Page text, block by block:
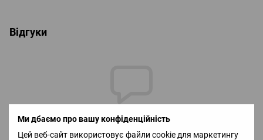
Ми дбаємо про вашу конфіденційність
Цей веб-сайт використовує файли cookie для маркетингу
Відгуки
Додайте перший відгук